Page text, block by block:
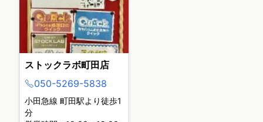
ストックラボ町田店
050-5269-5838
小田急線 町田駅より徒歩1
分